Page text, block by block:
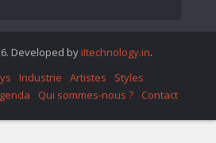
Developed by iItechnology.in.
Industrie Artistes
Styles
Qui sommes-nous ? Contact